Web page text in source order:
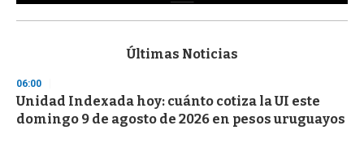
s
d
s
o
f
Últimas Noticias
06:00
Unidad Indexada hoy: cuánto cotiza la UI este
domingo 9 de agosto de 2026 en pesos uruguayos